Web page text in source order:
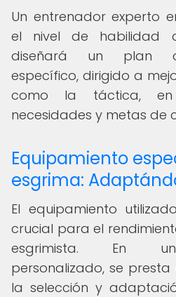
Un entrenador experto
el nivel de
diseñará un plan
específico, dirigido a
como la táctica,
necesidades y metas de
Equipamiento
esgrima:
El equipamiento
crucial para el
esgrimista. En un
personalizado, se
la selección y